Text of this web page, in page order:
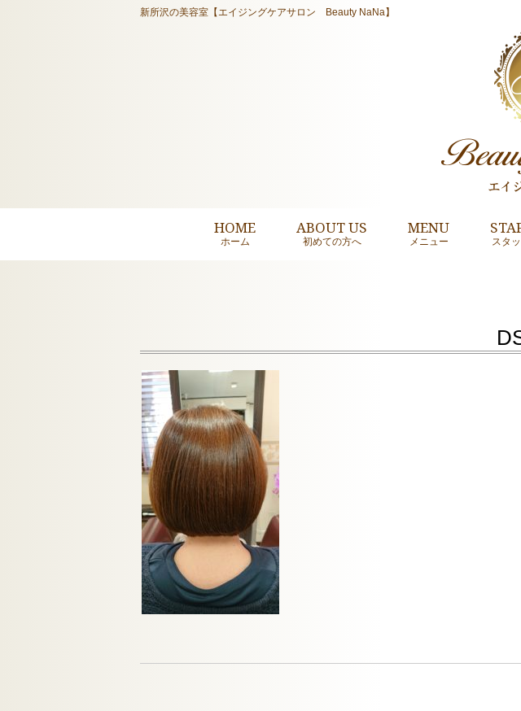
新所沢の美容室【エイジングケアサロン Beauty NaNa】
HOME
ホーム
ABOUT US
初めての方へ
MENU
メニュー スタ